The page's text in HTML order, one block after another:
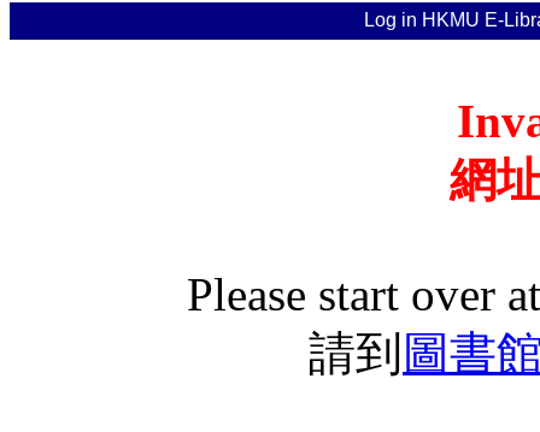
Log in HKMU E-
網
Please start over
請到 圖書